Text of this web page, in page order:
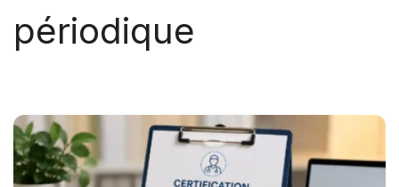
périodique